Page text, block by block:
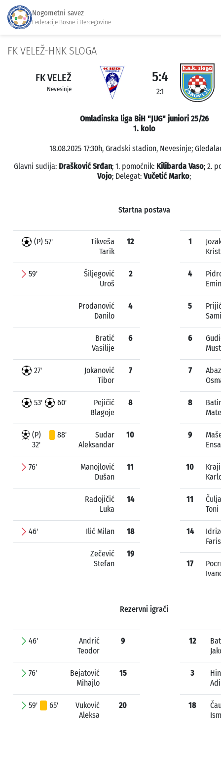
Nogometni savez
Federacije Bosne i Hercegovine
FK VELEŽ-HNK SLOGA
FK VELEŽ
Nevesinje
5:4
2:1
Omladinska liga BiH "JUG" juniori 25/26
1. kolo
18.08.2025 17:30h, Gradski stadion, Nevesinje;
Glavni sudija: Drašković Srđan; 1. pomoćnik: Kilibarda Vaso; 2.
Vojo; Delegat: Vučetić Marko;
Startna postava
(P) 57'
Tikveša
Tarik
12
59'
Šiljegović
Uroš
2
Prodanović
Danilo
4
Bratić
Vasilije
6
27'
Jokanović
Tibor
7
53' 60'
Pejičić
Blagoje
8
(P)
32'
88'
Sudar
Aleksandar
10
76'
Manojlović
Dušan
11
Radojičić
Luka
14
46' Ilić Milan 18
Zečević
Stefan
19
1
4
Emin
5
6
7
8
9
10
11
Toni
14
Faris
17
Rezervni igrači
46'
Andrić
Teodor
9
76'
Bejatović
Mihajlo
15
59' 65'
Vuković
Aleksa
20
12
3
18